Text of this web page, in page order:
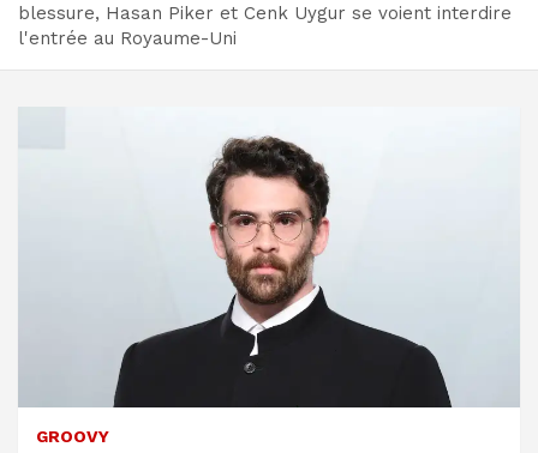
blessure, Hasan Piker et Cenk Uygur se voient interdire
l'entrée au Royaume-Uni
GROOVY